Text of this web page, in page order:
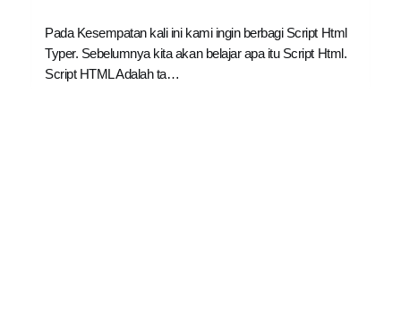
Pada Kesempatan kali ini kami ingin berbagi Script Html
Typer. Sebelumnya kita akan belajar apa itu Script Html.
Script HTML Adalah ta…